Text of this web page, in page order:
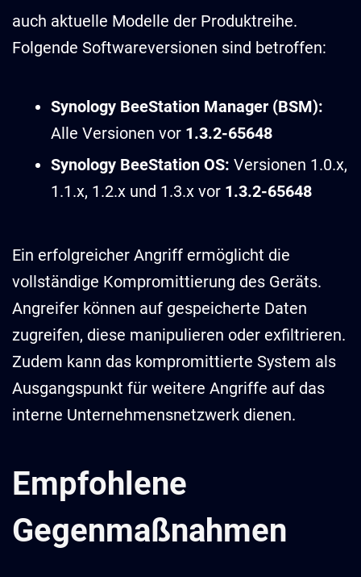
auch aktuelle Modelle der Produktreihe.
Folgende Softwareversionen sind betroffen:
Synology BeeStation Manager (BSM):
Alle Versionen vor 1.3.2-65648
Synology BeeStation OS: Versionen 1.0.x,
1.1.x, 1.2.x und 1.3.x vor 1.3.2-65648
Ein erfolgreicher Angriff ermöglicht die
vollständige Kompromittierung des Geräts.
Angreifer können auf gespeicherte Daten
zugreifen, diese manipulieren oder exfiltrieren.
Zudem kann das kompromittierte System als
Ausgangspunkt für weitere Angriffe auf das
interne Unternehmensnetzwerk dienen.
Empfohlene
Gegenmaßnahmen